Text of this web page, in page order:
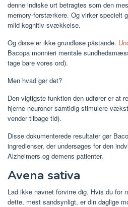
denne indiske urt betragtes som den
memory-forstærkere. Og virker specielt
mild kognitiv svækkelse.
Og disse er ikke grundløse påstande.
Bacopa monnieri mentale
tage bare vores ord).
Men hvad gør det?
Den vigtigste funktion den udfører er at
hjerne neuroner samtidig stimulere
vender tilbage tid).
Disse dokumenterede resultater gør
ingredienser, der undersøges for den
Alzheimers og demens patienter.
Avena sativa
Lad ikke navnet forvirre dig. Hvis du for
dette, mest sandsynligt, er din daglige